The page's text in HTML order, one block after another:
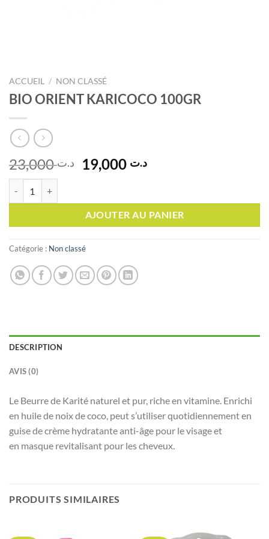
ACCUEIL / NON CLASSÉ
BIO ORIENT KARICOCO 100GR
د.ت23,000
Le
prix
était :
د.ت 23,000.
د.تLe
est :
AJOUTER AU PANIER
Catégorie : Non classé
DESCRIPTION
AVIS (0)
Le Beurre de Karité naturel et pur, riche en vitamine. Enrichi
en huile de noix de coco, peut s’utiliser quotidiennement en
guise de crème hydratante anti-âge pour le visage et
en masque revitalisant pour les cheveux.
PRODUITS SIMILAIRES